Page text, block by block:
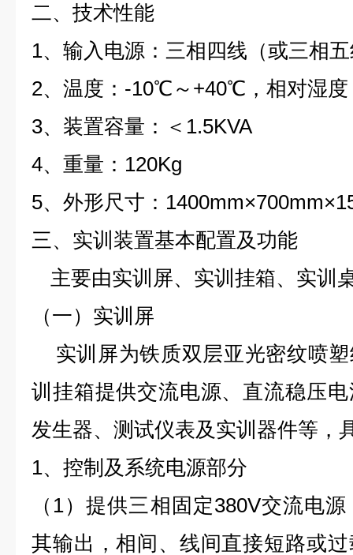
二、技术性能
1、输入电源：三相四线（或三相
2、温度：-10℃～+40℃，相对湿
3、装置容量：＜1.5KVA
4、重量：120Kg
5、外形尺寸：
三、实训装置基本配置及功能
主要由实训屏、实训挂箱、实训
（一）实训屏
实训屏为铁质双层亚光密纹喷
训挂箱提供交流电源、直流稳压
发生器、测试仪表及实训器件等，
1、控制及系统电源部分
（1）提供三相固定380V交流电
其输出，相间、线间直接短路或